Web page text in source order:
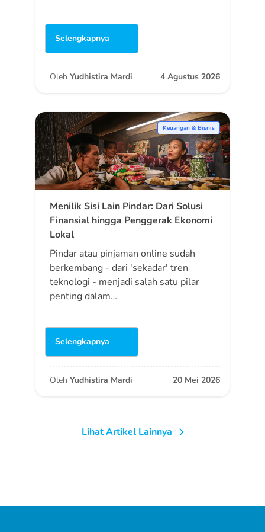
Selengkapnya
Oleh Yudhistira Mardi 4 Agustus 2026
Keuangan & Bisnis
Menilik Sisi Lain Pindar: Dari Solusi
Finansial hingga Penggerak Ekonomi
Lokal
Pindar atau pinjaman online sudah
berkembang - dari 'sekadar' tren
teknologi - menjadi salah satu pilar
penting dalam…
Selengkapnya
Oleh Yudhistira Mardi 20 Mei 2026
Lihat Artikel Lainnya